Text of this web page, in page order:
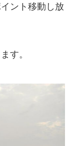
ント移動し放
す。